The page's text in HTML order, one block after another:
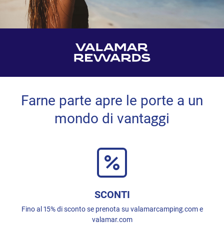
Farne parte apre le porte a un
mondo di vantaggi
SCONTI
Fino al 15% di sconto se prenota su valamarcamping.com e
valamar.com